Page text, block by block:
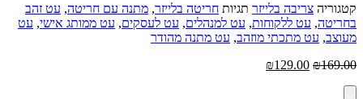
קטגוריה צריבה בלייזר תגיות חריטה בלייזר, מתנה עם חריטה, עט זהב
בחריטה, עט ללקוחות, עט למנהלים, עט לעסקים, עט ממותג אישי, עט
מעוצב, עט מתכתי מוזהב, עט מתנה מהודר
₪169.00
המחיר ₪129.00